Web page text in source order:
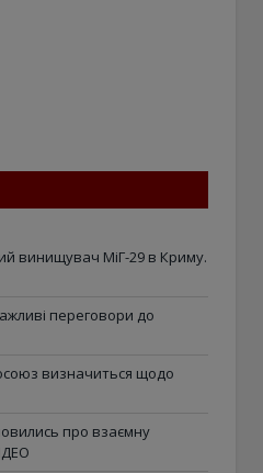
винищувач МіГ-29 в Криму.
переговори до
визначиться щодо
про взаємну